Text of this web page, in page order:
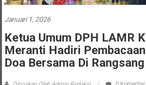
Januari 1, 2026
Ketua Umum DPH LAMR
Meranti Hadiri
Doa Bersama Di